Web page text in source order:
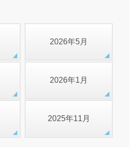
2026年5月
2026年1月
2025年11月